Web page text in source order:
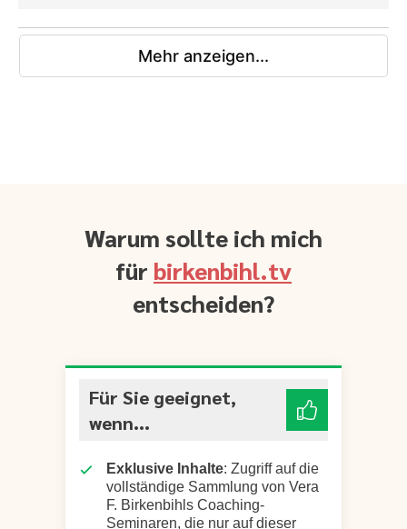
Mehr anzeigen...
Warum sollte ich mich
für birkenbihl.tv
entscheiden?
Für Sie geeignet,
wenn...
Exklusive Inhalte: Zugriff auf die
vollständige Sammlung von Vera
F. Birkenbihls Coaching-
Seminaren, die nur auf dieser